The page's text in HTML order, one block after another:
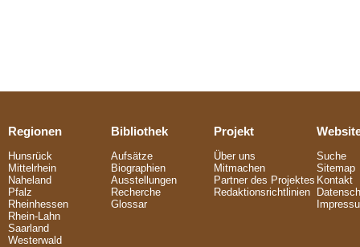
Regionen
Hunsrück
Mittelrhein
Naheland
Pfalz
Rheinhessen
Rhein-Lahn
Saarland
Westerwald
Bibliothek
Aufsätze
Biographien
Ausstellungen
Recherche
Glossar
Projekt
Über uns
Mitmachen
Partner des Projektes
Redaktionsrichtlinien
Suche
Sitemap
Kontakt